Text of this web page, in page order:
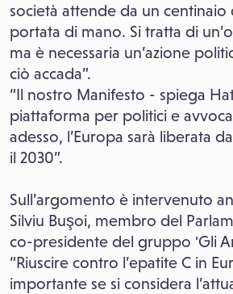
società attende da un centinaio
portata di mano. Si tratta di
ma è necessaria un’azione
ciò accada”.
“Il nostro Manifesto - spiega
piattaforma per politici e
adesso, l’Europa sarà liberata
il 2030”.
Sull’argomento è intervenuto
Silviu Buşoi, membro del
co-presidente del gruppo 'Gli
“Riuscire contro l’epatite C in
importante se si considera